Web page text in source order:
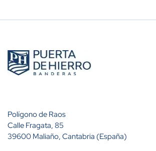
Cantidad
A partir de 5 unidades
Polígono de Raos
Calle Fragata, 85
39600 Maliaño, Cantabria (España)